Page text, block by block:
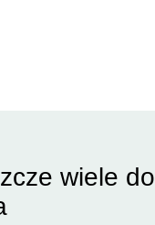
wiele do